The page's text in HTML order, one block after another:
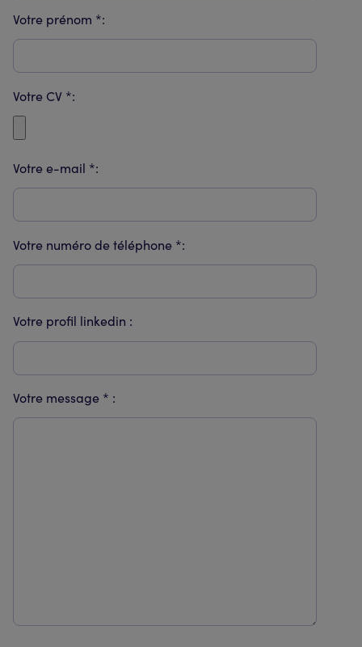
Votre prénom *:
Votre CV *:
Votre e-mail *:
Votre numéro de téléphone *:
Votre profil linkedin :
Votre message * :